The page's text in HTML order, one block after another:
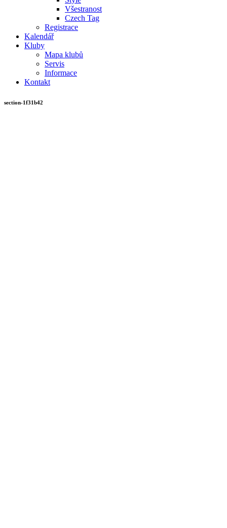
Všestranost
Czech Tag
Registrace
Kalendář
Kluby
Mapa klubů
Servis
Informace
Kontakt
section-1f31b42